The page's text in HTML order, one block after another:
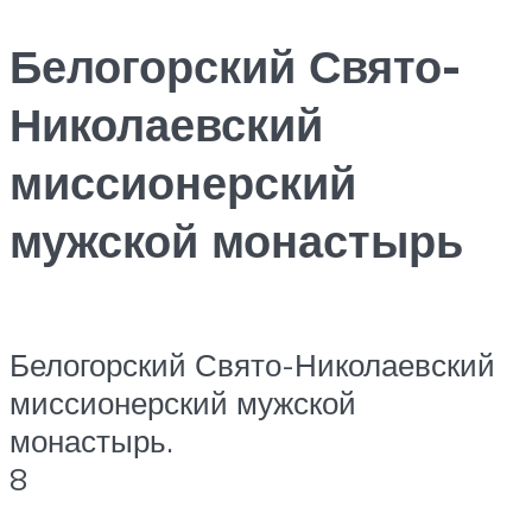
Белогорский Свято-
Николаевский
миссионерский
мужской монастырь
Белогорский Свято-Николаевский
миссионерский мужской
монастырь.
8